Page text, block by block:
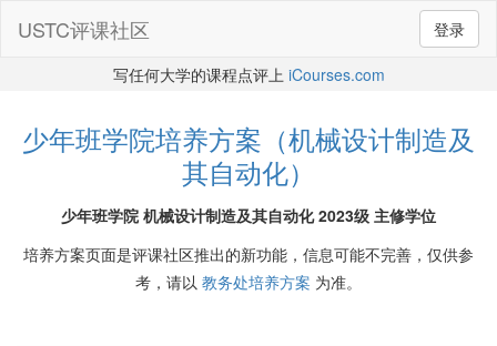
登录
USTC评课社区
写任何大学的课程点评上 iCourses.com
少年班学院培养方案（机械设计制造及
其自动化）
少年班学院 机械设计制造及其自动化 2023级 主修学位
培养方案页面是评课社区推出的新功能，信息可能不完善，仅供参
考，请以 教务处培养方案 为准。